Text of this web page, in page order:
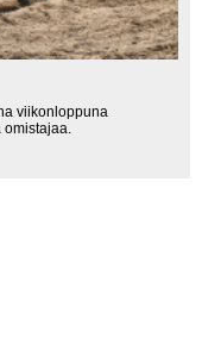
viikonloppuna
omistajaa.